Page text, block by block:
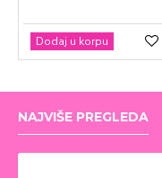
Dodaj u korpu
NAJVIŠE PREGLEDA